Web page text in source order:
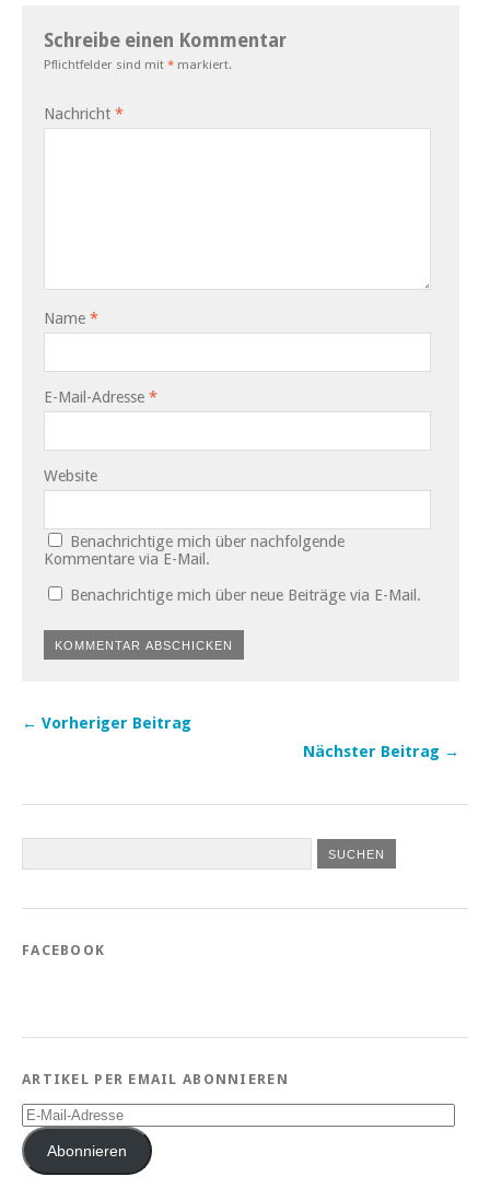
Schreibe einen Kommentar
Pflichtfelder sind mit * markiert.
Nachricht *
Name *
E-Mail-Adresse *
Website
Benachrichtige mich über nachfolgende
Kommentare via E-Mail.
Benachrichtige mich über neue Beiträge via E-Mail.
← Vorheriger Beitrag
Nächster Beitrag →
FACEBOOK
ARTIKEL PER EMAIL ABONNIEREN
E-
Mail-
AdresseAbonnieren